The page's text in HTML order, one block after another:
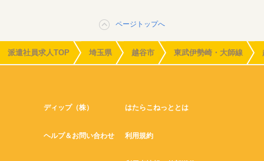
ページトップへ
派遣社員求人TOP 埼玉県 越谷市 東武伊勢崎・大師線
ディップ（株） はたらこねっととは
ヘルプ＆お問い合わせ 利用規約